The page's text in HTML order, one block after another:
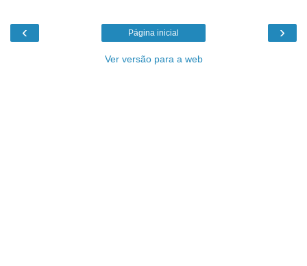
‹ ›
Página inicial
Ver versão para a web